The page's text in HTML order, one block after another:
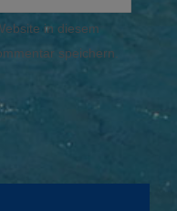
in diesem
speichern.